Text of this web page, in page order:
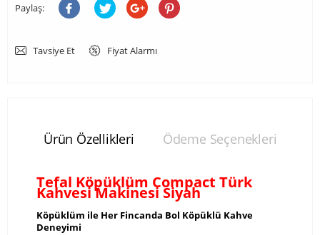
Paylaş:
Tavsiye Et Fiyat Alarmı
Ürün Özellikleri Ödeme Seçenekleri
Tefal Köpüklüm Compact Türk
Kahvesi Makinesi Siyah
Köpüklüm ile Her Fincanda Bol Köpüklü Kahve
Deneyimi